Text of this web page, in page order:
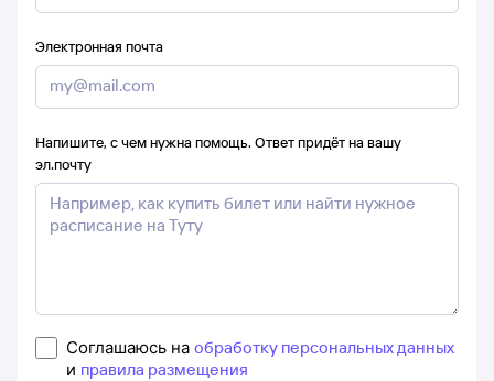
Электронная почта
Напишите, с чем нужна помощь. Ответ придёт на вашу
эл.почту
Соглашаюсь на обработку персональных данных
и правила размещения